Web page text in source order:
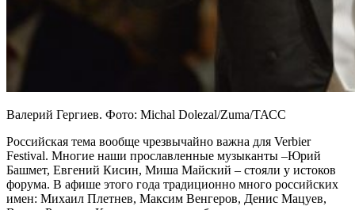
Валерий Гергиев. Фото: Michal Dolezal/Zuma/ТАСС
Российская тема вообще чрезвычайно важна для Verbier
Festival. Многие наши прославленные музыканты –Юрий
Башмет, Евгений Кисин, Миша Майский – стояли у истоков
форума. В афише этого года традиционно много российских
имен: Михаил Плетнев, Максим Венгеров, Денис Мацуев,